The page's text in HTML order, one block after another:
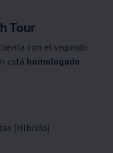
Tour
con el segundo
está homologado
(Híbrido)